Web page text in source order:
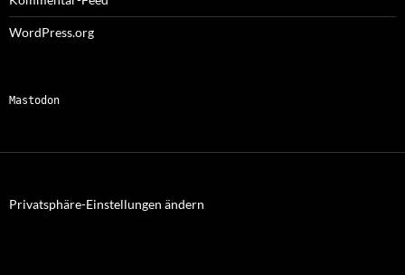
WordPress.org
Mastodon
Privatsphäre-Einstellungen ändern